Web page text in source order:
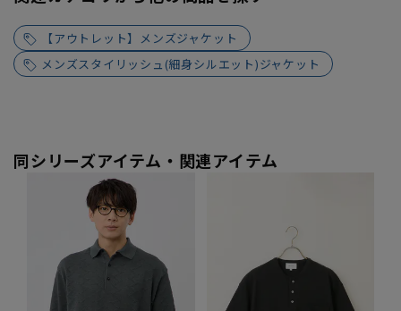
【アウトレット】メンズジャケット
メンズスタイリッシュ(細身シルエット)ジャケット
同シリーズアイテム・関連アイテム